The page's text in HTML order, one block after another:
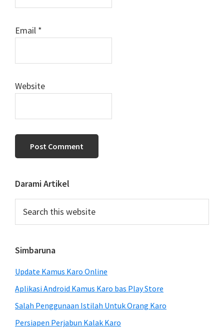
Email *
Website
Primary
Sidebar
Darami Artikel
this
Simbaruna
Update Kamus Karo Online
Aplikasi Android Kamus Karo bas Play Store
Salah Penggunaan Istilah Untuk Orang Karo
Persiapen Perjabun Kalak Karo